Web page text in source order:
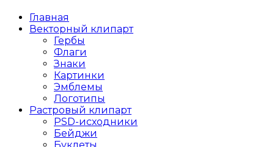
Главная
Векторный клипарт
Гербы
Флаги
Знаки
Картинки
Эмблемы
Логотипы
Растровый клипарт
PSD-исходники
Бейджи